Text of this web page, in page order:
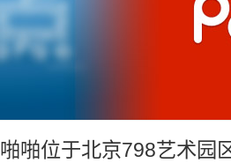
啪啪位于北京798艺术园